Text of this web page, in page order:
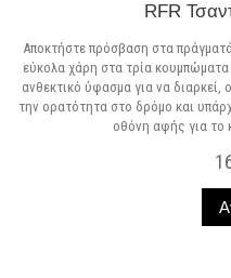
RFR
Αποκτήστε πρόσβαση στα
εύκολα χάρη στα τρία κουμπώματα
ανθεκτικό ύφασμα για να διαρκεί,
την ορατότητα στο δρόμο και
οθόνη αφής για